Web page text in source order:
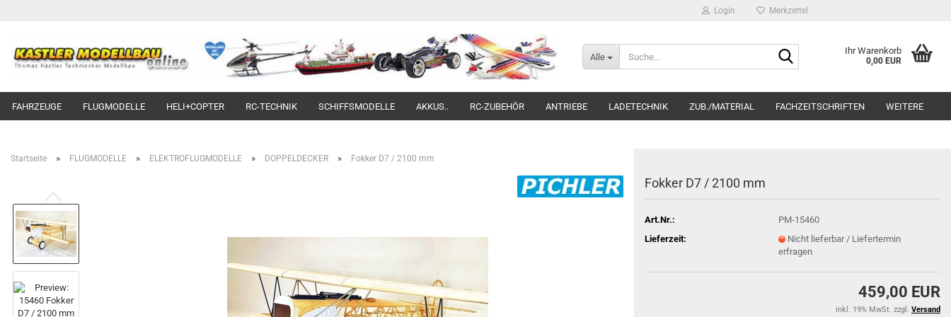
Login Merkzettel
Alle
Ihr Warenkorb
0,00 EUR
FAHRZEUGE FLUGMODELLE HELI+COPTER RC-TECHNIK SCHIFFSMODELLE AKKUS.. RC-ZUBEHÖR ANTRIEBE LADETECHNIK ZUB./MATERIAL FACHZEITSCHRIFTEN WEITERE
Startseite » FLUGMODELLE » ELEKTROFLUGMODELLE » DOPPELDECKER » Fokker D7 / 2100 mm
Fokker D7 / 2100 mm
Art.Nr.:
PM-15460
Lieferzeit:
Nicht lieferbar / Liefertermin
erfragen
459,00 EUR
inkl. 19% MwSt. zzgl. Versand